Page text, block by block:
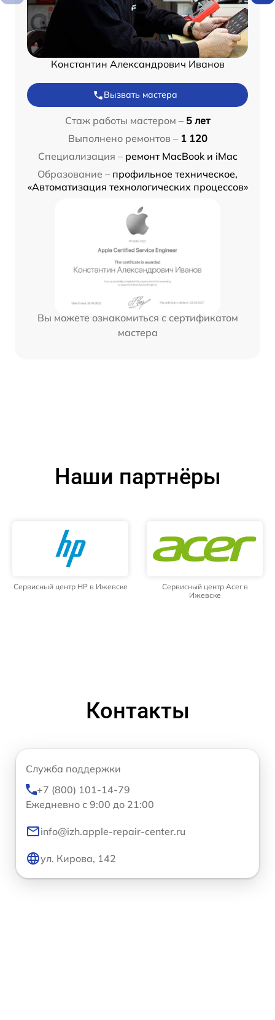
Константин Александрович Иванов
Вызвать мастера
Стаж работы мастером – 5 лет
Выполнено ремонтов – 1 120
Специализация – ремонт MacBook и iMac
Образование – профильное техническое,
«Автоматизация технологических процессов»
Вы можете ознакомиться с сертификатом
мастера
Наши партнёры
Сервисный центр HP в Ижевске
Сервисный центр Acer в
Ижевске
Контакты
Служба поддержки
+7 (800) 101-14-79
Ежедневно с 9:00 до 21:00
info@izh.apple-repair-center.ru
ул. Кирова, 142